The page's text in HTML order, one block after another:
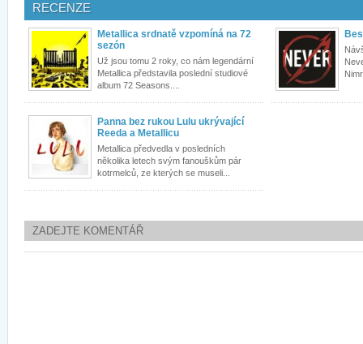
RECENZE
Metallica srdnatě vzpomíná na 72
sezón
Už jsou tomu 2 roky, co nám legendární
Metallica představila poslední studiové
album 72 Seasons....
Panna bez rukou Lulu ukrývající
Reeda a Metallicu
Metallica předvedla v posledních
několika letech svým fanouškům pár
kotrmelců, ze kterých se museli...
ZADEJTE KOMENTÁŘ